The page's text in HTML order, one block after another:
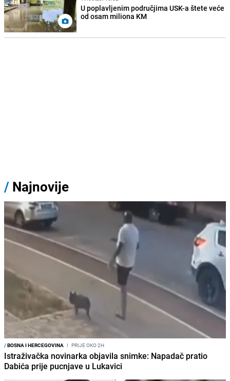
U poplavljenim područjima USK-a štete veće
od osam miliona KM
/ Najnovije
/BOSNA I HERCEGOVINA I PRIJE OKO 2H
Istraživačka novinarka objavila snimke: Napadač pratio
Dabića prije pucnjave u Lukavici